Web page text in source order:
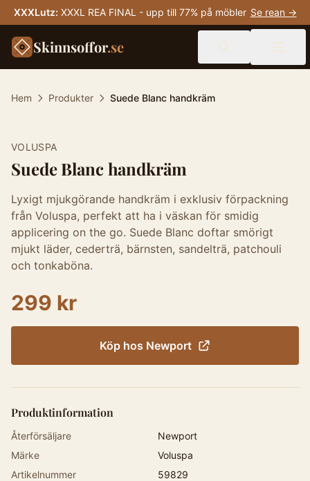
XXXLutz: XXXL REA FINAL - upp till 77% på möbler Se rean →
Skinnsoffor.se
Hem Produkter Suede Blanc handkräm
VOLUSPA
Suede Blanc handkräm
Lyxigt mjukgörande handkräm i exklusiv förpackning
från Voluspa, perfekt att ha i väskan för smidig
applicering on the go. Suede Blanc doftar smörigt
mjukt läder, cederträ, bärnsten, sandelträ, patchouli
och tonkaböna.
299 kr
Köp hos Newport
Produktinformation
Återförsäljare
Newport
Märke
Voluspa
Artikelnummer
59829